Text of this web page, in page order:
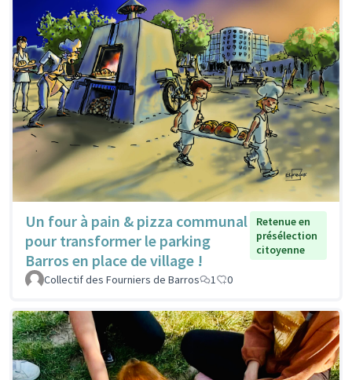
Un four à pain & pizza communal
pour transformer le parking
Barros en place de village !
Retenue en
présélection
citoyenne
Collectif des Fourniers de Barros 1 0